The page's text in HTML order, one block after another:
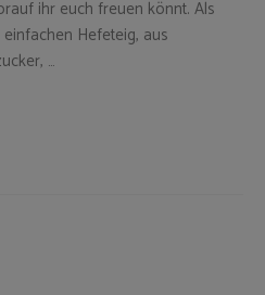
ihr euch freuen könnt. Als
Hefeteig, aus
…